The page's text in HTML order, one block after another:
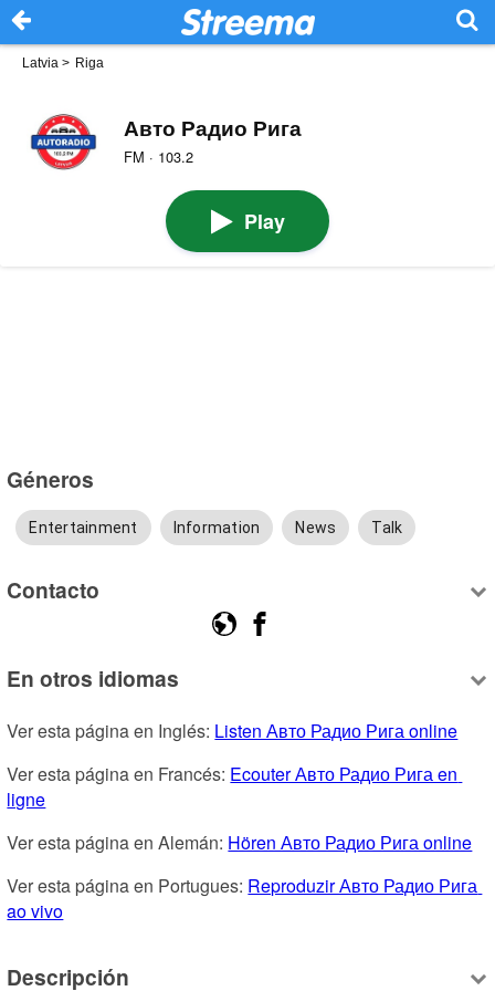
Latvia > Riga
Авто Радио Рига
FM · 103.2
Play
Géneros
Entertainment Information News Talk
Contacto
En otros idiomas
Ver esta página en Inglés: Listen Авто Радио Рига online
Ver esta página en Francés: Ecouter Авто Радио Рига en
ligne
Ver esta página en Alemán: Hören Авто Радио Рига online
Ver esta página en Portugues: Reproduzir Авто Радио Рига
ao vivo
Descripción